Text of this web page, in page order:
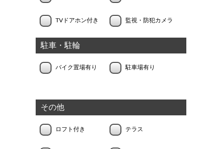
TVドアホン付き 監視・防犯カメラ
駐車・駐輪
バイク置場有り 駐車場有り
その他
ロフト付き テラス